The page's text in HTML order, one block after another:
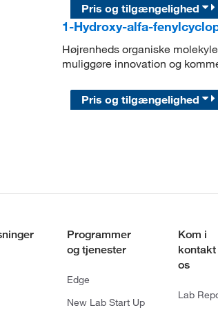
Pris og tilgængelighed
1-Hydroxy-alfa-
Højrenheds organiske
muliggøre innovation og
Pris og tilgængelighed
Programmer
og tjenester
Edge
New Lab Start Up
Kom i
kontakt
os
Lab